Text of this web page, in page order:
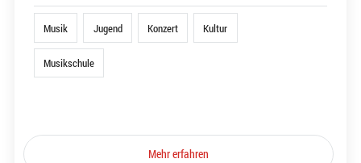
Musik Jugend Konzert Kultur
Musikschule
Mehr erfahren